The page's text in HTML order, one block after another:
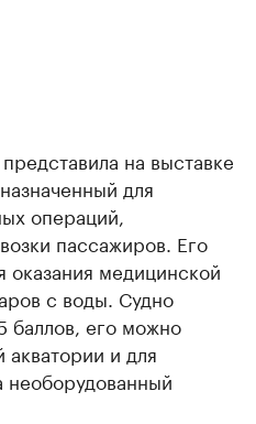
на выставке
для
операций,
пассажиров. Его
оказания медицинской
с воды. Судно
баллов, его можно
акватории и для
необорудованный